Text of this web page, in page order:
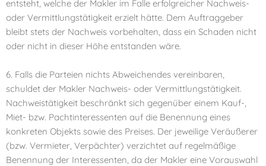
entsteht, welche der Makler im Falle erfolgreicher Nachweis-
oder Vermittlungstätigkeit erzielt hätte. Dem Auftraggeber
bleibt stets der Nachweis vorbehalten, dass ein Schaden nicht
oder nicht in dieser Höhe entstanden wäre.
6. Falls die Parteien nichts Abweichendes vereinbaren,
schuldet der Makler Nachweis- oder Vermittlungstätigkeit.
Nachweistätigkeit beschränkt sich gegenüber einem Kauf-,
Miet- bzw. Pachtinteressenten auf die Benennung eines
konkreten Objekts sowie des Preises. Der jeweilige Veräußerer
(bzw. Vermieter, Verpächter) verzichtet auf regelmäßige
Benennung der Interessenten, da der Makler eine Vorauswahl